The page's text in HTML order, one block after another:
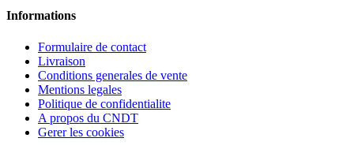
Informations
Formulaire de contact
Livraison
Conditions generales de vente
Mentions legales
Politique de confidentialite
A propos du CNDT
Gerer les cookies